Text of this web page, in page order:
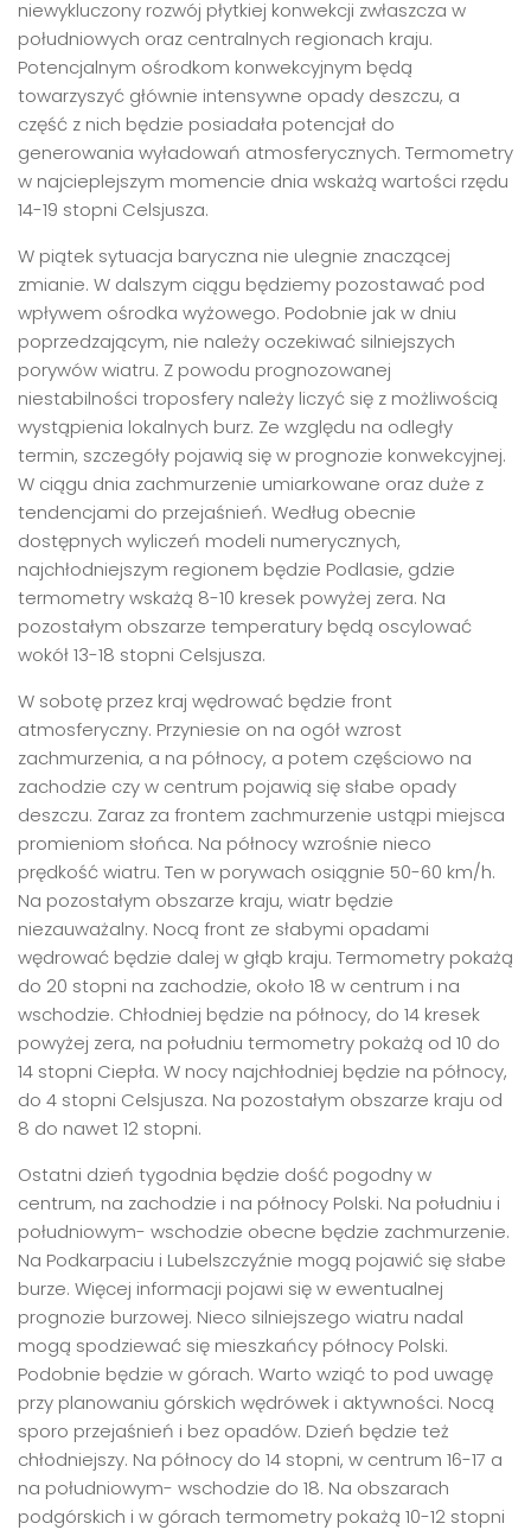
niewykluczony rozwój płytkiej konwekcji zwłaszcza w
południowych oraz centralnych regionach kraju.
Potencjalnym ośrodkom konwekcyjnym będą
towarzyszyć głównie intensywne opady deszczu, a
część z nich będzie posiadała potencjał do
generowania wyładowań atmosferycznych. Termometry
w najcieplejszym momencie dnia wskażą wartości rzędu
14-19 stopni Celsjusza.
W piątek sytuacja baryczna nie ulegnie znaczącej
zmianie. W dalszym ciągu będziemy pozostawać pod
wpływem ośrodka wyżowego. Podobnie jak w dniu
poprzedzającym, nie należy oczekiwać silniejszych
porywów wiatru. Z powodu prognozowanej
niestabilności troposfery należy liczyć się z możliwością
wystąpienia lokalnych burz. Ze względu na odległy
termin, szczegóły pojawią się w prognozie konwekcyjnej.
W ciągu dnia zachmurzenie umiarkowane oraz duże z
tendencjami do przejaśnień. Według obecnie
dostępnych wyliczeń modeli numerycznych,
najchłodniejszym regionem będzie Podlasie, gdzie
termometry wskażą 8-10 kresek powyżej zera. Na
pozostałym obszarze temperatury będą oscylować
wokół 13-18 stopni Celsjusza.
W sobotę przez kraj wędrować będzie front
atmosferyczny. Przyniesie on na ogół wzrost
zachmurzenia, a na północy, a potem częściowo na
zachodzie czy w centrum pojawią się słabe opady
deszczu. Zaraz za frontem zachmurzenie ustąpi miejsca
promieniom słońca. Na północy wzrośnie nieco
prędkość wiatru. Ten w porywach osiągnie 50-60 km/h.
Na pozostałym obszarze kraju, wiatr będzie
niezauważalny. Nocą front ze słabymi opadami
wędrować będzie dalej w głąb kraju. Termometry pokażą
do 20 stopni na zachodzie, około 18 w centrum i na
wschodzie. Chłodniej będzie na północy, do 14 kresek
powyżej zera, na południu termometry pokażą od 10 do
14 stopni Ciepła. W nocy najchłodniej będzie na północy,
do 4 stopni Celsjusza. Na pozostałym obszarze kraju od
8 do nawet 12 stopni.
Ostatni dzień tygodnia będzie dość pogodny w
centrum, na zachodzie i na północy Polski. Na południu i
południowym- wschodzie obecne będzie zachmurzenie.
Na Podkarpaciu i Lubelszczyźnie mogą pojawić się słabe
burze. Więcej informacji pojawi się w ewentualnej
prognozie burzowej. Nieco silniejszego wiatru nadal
mogą spodziewać się mieszkańcy północy Polski.
Podobnie będzie w górach. Warto wziąć to pod uwagę
przy planowaniu górskich wędrówek i aktywności. Nocą
sporo przejaśnień i bez opadów. Dzień będzie też
chłodniejszy. Na północy do 14 stopni, w centrum 16-17 a
na południowym- wschodzie do 18. Na obszarach
podgórskich i w górach termometry pokażą 10-12 stopni